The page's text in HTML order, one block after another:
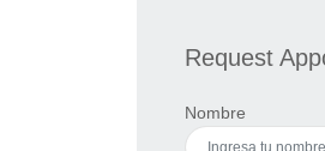
Request
Nombre